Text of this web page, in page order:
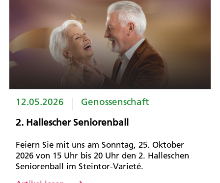
12.05.2026
Genossenschaft
2. Hallescher Seniorenball
Feiern Sie mit uns am Sonntag, 25. Oktober
2026 von 15 Uhr bis 20 Uhr den 2. Halleschen
Seniorenball im Steintor-Varieté.